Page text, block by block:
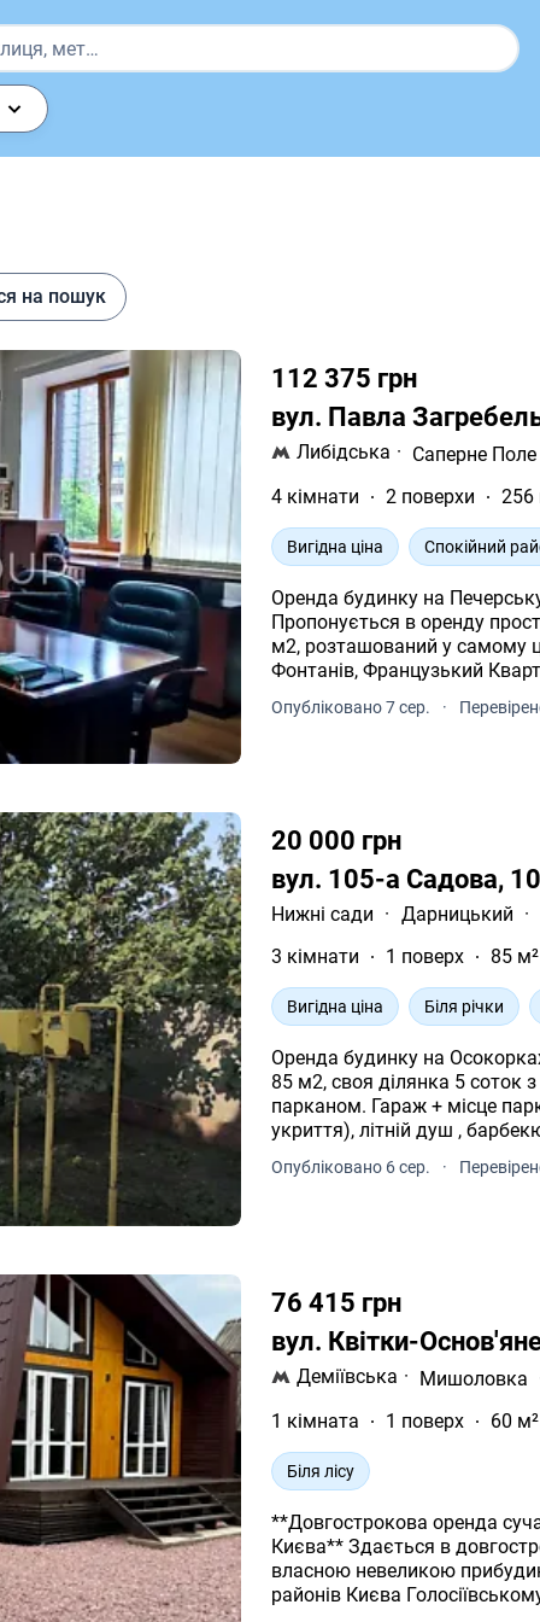
на пошук
112 375 грн
вул. Павла
Либідська · Саперне Поле
4 кімнати
2 поверхи 256
Вигідна ціна Спокійний
Оренда будинку на
Пропонується в оренду
м2, розташований у самому
Фонтанів, Французький
представництва компанії чи посольства.
(газовий котел), підключені
електропостачання.
огороджена. Встановлені
затишну альтанку біля
розташований у
У пішій доступності станції
та все
Опубліковано 7 сер. ·
20 000 грн
вул. 105-а Садова,
Нижні сади · Дарницький ·
3 кімнати
1 поверх 85 м²
Вигідна ціна Біля річки
Оренда будинку на
85 м2, своя ділянка 5 соток з плодовими деревами, обгороджений
парканом. Гараж + місце паркувальне у
укриття), літній душ ,
кімнатами , коридор, кухня
місця, меблі та техніка,
піч, Духова шафа, Пилосос.
+ економні комунальні
Опубліковано 6 сер. ·
76 415 грн
вул. Квітки-
Деміївська · Мишоловка
1 кімната
1 поверх 60 м²
Біля лісу
**Довгострокова оренда
Києва** Здається в довгострокову оренду затишний сучасний будинок із
власною невеликою
районів Києва Голосіївському\. **Планування:** - кухня\-вітальня **open